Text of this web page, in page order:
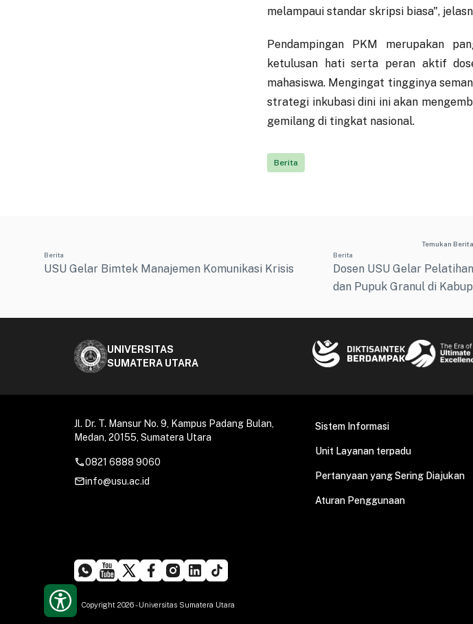
melampaui standar skripsi biasa",
Pendampingan PKM merupakan
ketulusan hati serta peran aktif
mahasiswa. Mengingat tingginya
strategi inkubasi dini ini akan
gemilang di tingkat nasional.
Berita
Temukan
Berita
USU Gelar Bimtek Manajemen Komunikasi Krisis
Berita
Dosen USU Gelar
dan Pupuk Granul di
UNIVERSITAS
SUMATERA UTARA
Jl. Dr. T. Mansur No. 9, Kampus Padang Bulan,
Medan, 20155, Sumatera Utara
call0821 6888 9060
mail_outlineinfo@usu.ac.id
Sistem Informasi
Unit Layanan terpadu
Pertanyaan yang Sering Diajukan
Aturan Penggunaan
Copyright 2026 - Universitas Sumatera Utara